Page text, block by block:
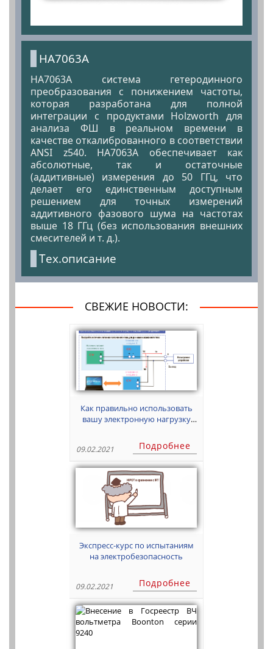
HA7063A
HA7063A система гетеродинного
преобразования с понижением частоты,
которая разработана для полной
интеграции с продуктами Holzworth для
анализа ФШ в реальном времени в
качестве откалиброванного в соответствии
ANSI z540. HA7063A обеспечивает как
абсолютные, так и остаточные
(аддитивные) измерения до 50 ГГц, что
делает его единственным доступным
решением для точных измерений
аддитивного фазового шума на частотах
выше 18 ГГц (без использования внешних
смесителей и т. д.).
Тех.описание
СВЕЖИЕ НОВОСТИ:
Как правильно использовать
вашу электронную нагрузку
09.02.2021 Подробнее
Экспресс-курс по испытаниям
на электробезопасность
09.02.2021 Подробнее